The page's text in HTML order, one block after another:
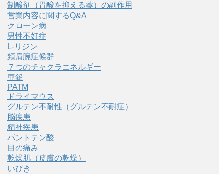
制酸剤（胃酸を抑える薬）の副作用
営業内容に関するQ&A
クローン病
男性不妊症
L-リジン
頚肩腕症候群
７つのチャクラエネルギー
亜鉛
PATM
ドライマウス
グルテン不耐性（グルテン不耐症）
脳疾患
精神疾患
パントテン酸
目の痛み
乾燥肌（皮膚の乾燥）
いびき